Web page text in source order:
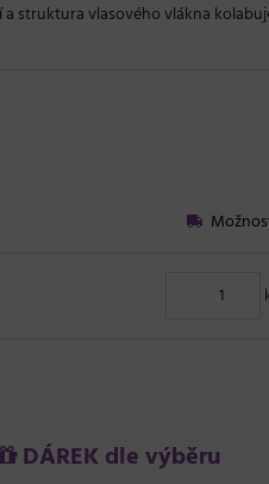
a struktura vlasového vlákna
DÁREK dle výběru